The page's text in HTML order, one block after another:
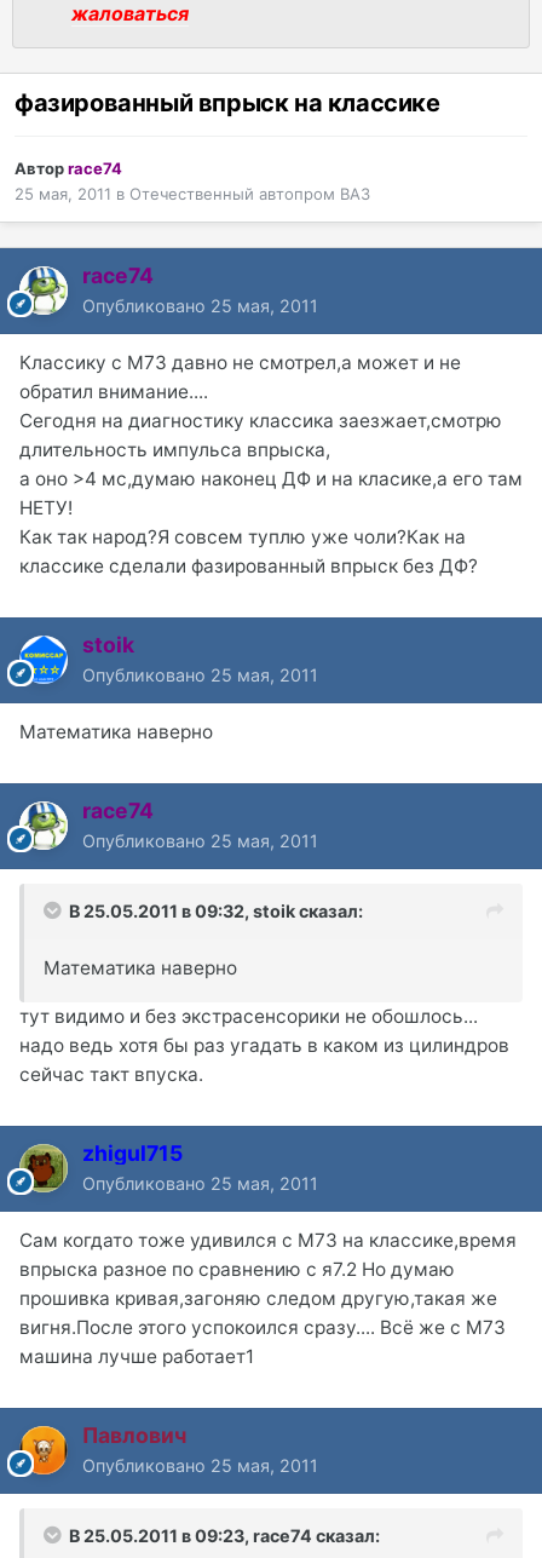
жаловаться
фазированный впрыск на классике
Авторrace74
25 мая, 2011 в Отечественный автопром ВАЗ
race74
Опубликовано 25 мая, 2011
Классику с M73 давно не смотрел,а может и не
обратил внимание....
Сегодня на диагностику классика заезжает,смотрю
длительность импульса впрыска,
а оно >4 мс,думаю наконец ДФ и на класике,а его там
НЕТУ!
Как так народ?Я совсем туплю уже чоли?Как на
классике сделали фазированный впрыск без ДФ?
stoik
Опубликовано 25 мая, 2011
Математика наверно
race74
Опубликовано 25 мая, 2011
В 25.05.2011 в 09:32, stoik сказал:
Математика наверно
тут видимо и без экстрасенсорики не обошлось...
надо ведь хотя бы раз угадать в каком из цилиндров
сейчас такт впуска.
zhigul715
Опубликовано 25 мая, 2011
Сам когдато тоже удивился с М73 на классике,время
впрыска разное по сравнению с я7.2 Но думаю
прошивка кривая,загоняю следом другую,такая же
вигня.После этого успокоился сразу.... Всё же с М73
машина лучше работает1
Павлович
Опубликовано 25 мая, 2011
В 25.05.2011 в 09:23, race74 сказал: